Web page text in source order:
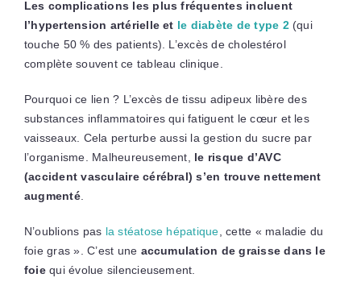
Les complications les plus fréquentes incluent
l’hypertension artérielle et le diabète de type 2(qui
touche 50 % des patients). L’excès de cholestérol
complète souvent ce tableau clinique.
Pourquoi ce lien ? L’excès de tissu adipeux libère des
substances inflammatoires qui fatiguent le cœur et les
vaisseaux. Cela perturbe aussi la gestion du sucre par
l’organisme. Malheureusement, le risque d’AVC
(accident vasculaire cérébral) s’en trouve nettement
augmenté.
N’oublions pas la stéatose hépatique , cette « maladie du
foie gras ». C’est une accumulation de graisse dans le
foiequi évolue silencieusement.